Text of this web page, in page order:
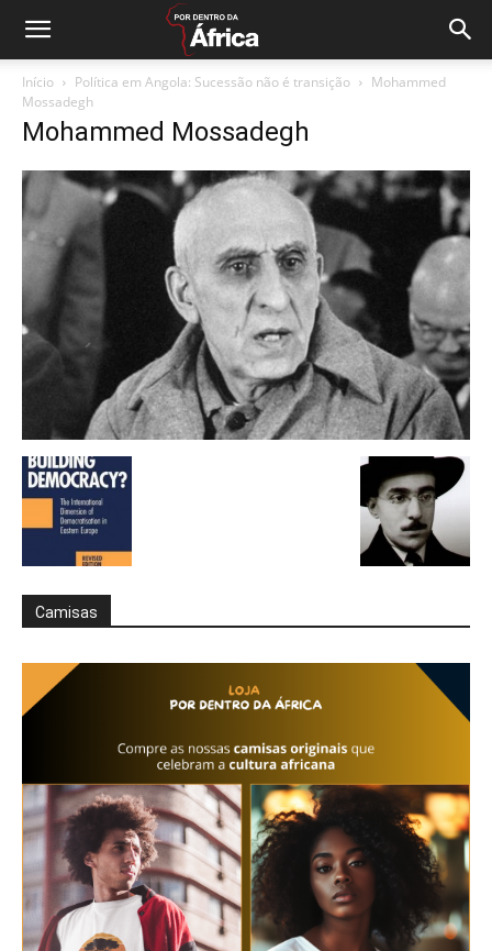
Início Política em Angola: Sucessão não é transição
Mohammed
Mossadegh
Mohammed Mossadegh
Camisas